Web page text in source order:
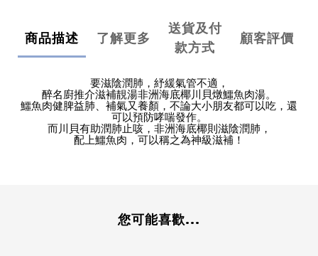
商品描述 了解更多
送貨及付
款方式
顧客評價
要滋陰潤肺，紓緩氣管不適，
醉名廚推介滋補靚湯非洲海底椰川貝燉鱷魚肉湯。
鱷魚肉健脾益肺、補氣又養顏，不論大小朋友都可以吃，還
可以預防哮喘發作。
而川貝有助潤肺止咳，非洲海底椰則滋陰潤肺，
配上鱷魚肉，可以稱之為神級滋補！
您可能喜歡...